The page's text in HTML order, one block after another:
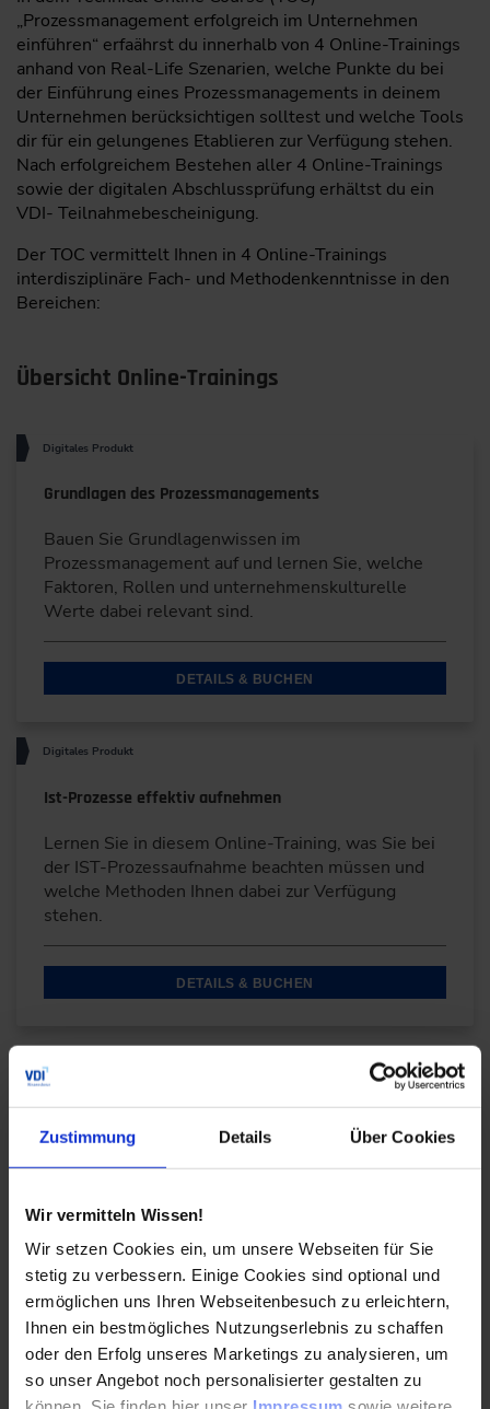
Zustimmung Details Über Cookies
Wir vermitteln Wissen!
Wir setzen Cookies ein, um unsere Webseiten für Sie
stetig zu verbessern. Einige Cookies sind optional und
ermöglichen uns Ihren Webseitenbesuch zu erleichtern,
Ihnen ein bestmögliches Nutzungserlebnis zu schaffen
oder den Erfolg unseres Marketings zu analysieren, um
so unser Angebot noch personalisierter gestalten zu
„Prozessmanagement erfolgreich im Unternehmen
einführen“ erfaährst du innerhalb von 4 Online-Trainings
anhand von Real-Life Szenarien, welche Punkte du bei
der Einführung eines Prozessmanagements in deinem
Unternehmen berücksichtigen solltest und welche Tools
dir für ein gelungenes Etablieren zur Verfügung stehen.
Nach erfolgreichem Bestehen aller 4 Online-Trainings
sowie der digitalen Abschlussprüfung erhältst du ein
VDI- Teilnahmebescheinigung.
Der TOC vermittelt Ihnen in 4 Online-Trainings
interdisziplinäre Fach- und Methodenkenntnisse in den
Bereichen:
Übersicht Online-Trainings
Digitales Produkt
Grundlagen des Prozessmanagements
Bauen Sie Grundlagenwissen im
Prozessmanagement auf und lernen Sie, welche
Faktoren, Rollen und unternehmenskulturelle
Werte dabei relevant sind.
DETAILS & BUCHEN
Digitales Produkt
Ist-Prozesse effektiv aufnehmen
Lernen Sie in diesem Online-Training, was Sie bei
der IST-Prozessaufnahme beachten müssen und
welche Methoden Ihnen dabei zur Verfügung
stehen.
DETAILS & BUCHEN
Digitales Produkt
Soll-Prozesse sinnvoll entwickeln
und nützliche Werkzeuge kennen, die Sie zur
Entwicklung, Steuerung und Visualisierung von
SOLL-Prozessen in Ihrem Unternehmen
benötigen.